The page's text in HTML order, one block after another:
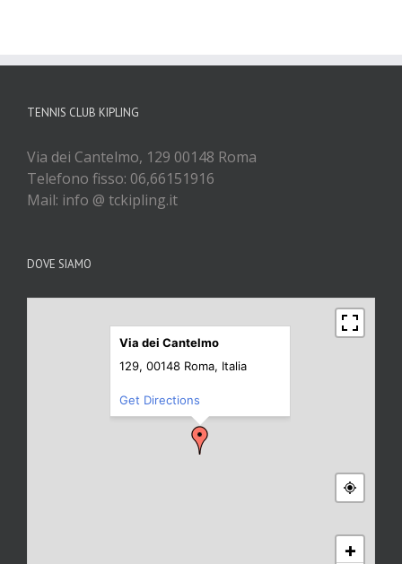
TENNIS CLUB KIPLING
Via dei Cantelmo, 129 00148 Roma
Telefono fisso: 06,66151916
Mail: info @ tckipling.it
DOVE SIAMO
+
Via dei Cantelmo
129, 00148 Roma, Italia
Get Directions